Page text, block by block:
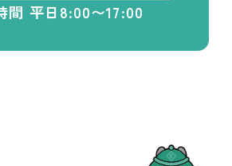
間 平日8:00〜17:00